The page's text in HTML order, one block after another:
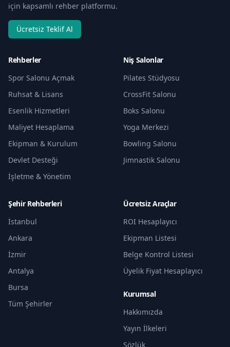
için kapsamlı rehber platformu.
Ücretsiz Teklif Al
Rehberler
Spor Salonu Açmak
Ruhsat & Lisans
Esenlik Hizmetleri
Maliyet Hesaplama
Ekipman & Kurulum
Devlet Desteği
İşletme & Yönetim
Niş Salonlar
Pilates Stüdyosu
CrossFit Salonu
Boks Salonu
Yoga Merkezi
Bowling Salonu
Jimnastik Salonu
Şehir Rehberleri
İstanbul
Ankara
İzmir
Antalya
Bursa
Tüm Şehirler
Ücretsiz Araçlar
ROI Hesaplayıcı
Ekipman Listesi
Belge Kontrol Listesi
Üyelik Fiyat Hesaplayıcı
Kurumsal
Hakkımızda
Yayın İlkeleri
Sözlük